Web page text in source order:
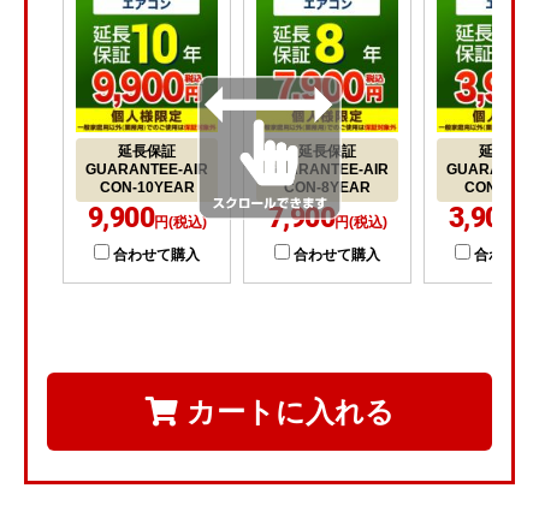
延長保証
GUARANTEE-AIR
CON-10YEAR
9,900円(税込)
合わせて購入
延長保証
GUARANTEE-AIR
CON-8YEAR
7,900円(税込)
合わせて購入
延長保証
CON-
3,900
合わせて
カートに入れる